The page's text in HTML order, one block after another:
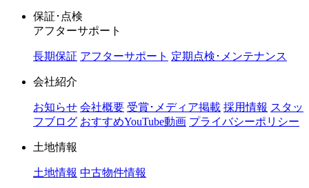
保証･点検
アフターサポート
長期保証 アフターサポート 定期点検･メンテナンス
会社紹介
お知らせ 会社概要 受賞･メディア掲載 採用情報 スタッ
フブログ おすすめYouTube動画 プライバシーポリシー
土地情報
土地情報 中古物件情報